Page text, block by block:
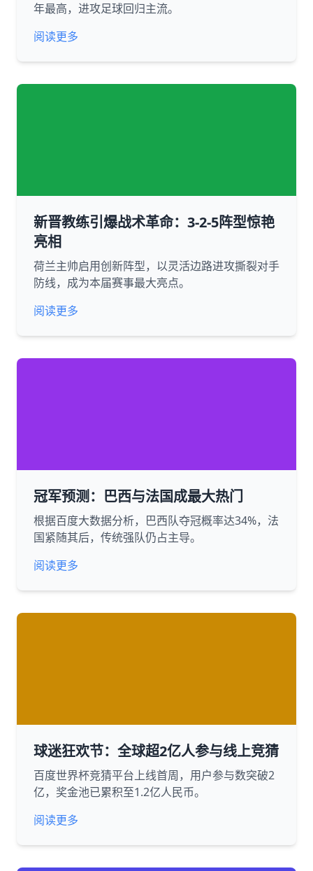
年最高，进攻足球回归主流。
阅读更多
新晋教练引爆战术革命：3-2-5阵型惊艳
亮相
荷兰主帅启用创新阵型，以灵活边路进攻撕裂对手
防线，成为本届赛事最大亮点。
阅读更多
冠军预测：巴西与法国成最大热门
根据百度大数据分析，巴西队夺冠概率达34%，法
国紧随其后，传统强队仍占主导。
阅读更多
球迷狂欢节：全球超2亿人参与线上竞猜
百度世界杯竞猜平台上线首周，用户参与数突破2
亿，奖金池已累积至1.2亿人民币。
阅读更多